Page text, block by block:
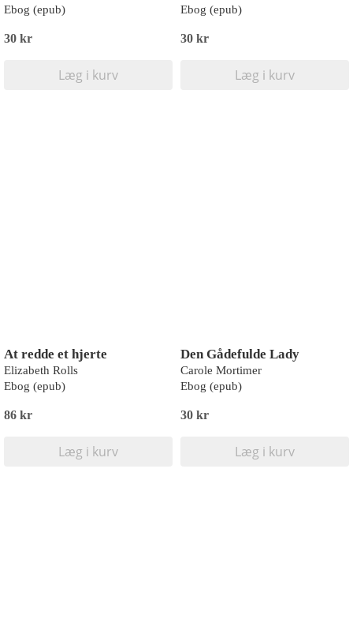
Ebog (epub)
30 kr
Læg i kurv
Ebog (epub)
30 kr
Læg i kurv
At redde et hjerte
Elizabeth Rolls
Ebog (epub)
86 kr
Læg i kurv
Den Gådefulde Lady
Carole Mortimer
Ebog (epub)
30 kr
Læg i kurv